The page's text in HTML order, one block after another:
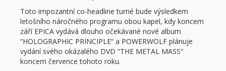
Toto impozantní co-headline turné bude výsledkem
letošního náročného programu obou kapel, kdy koncem
září EPICA vydává dlouho očekávané nové album
“HOLOGRAPHIC PRINCIPLE“ a POWERWOLF plánuje
vydání svého okázalého DVD “THE METAL MASS“
koncem července tohoto roku.